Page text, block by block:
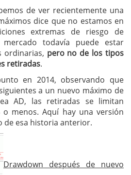
de ver recientemente una
dice que no estamos en
extremas de riesgo de
todavía puede estar
ordinarias, pero no de los tipos
retiradas.
en 2014, observando que
a un nuevo máximo de
AD, las retiradas se limitan
menos. Aquí hay una versión
de esa historia anterior.
Drawdown después de nuevo